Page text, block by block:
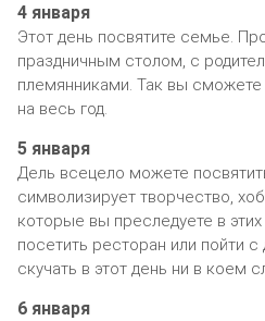
4 января
Этот день посвятите семье.
праздничным столом, с
племянниками. Так вы сможете
на весь год.
5 января
Дель всецело можете
символизирует творчество,
которые вы преследуете в
посетить ресторан или пойти
скучать в этот день ни в коем
6 января